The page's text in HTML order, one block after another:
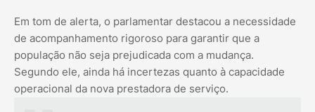
Em tom de alerta, o parlamentar destacou a necessidade
de acompanhamento rigoroso para garantir que a
população não seja prejudicada com a mudança.
Segundo ele, ainda há incertezas quanto à capacidade
operacional da nova prestadora de serviço.